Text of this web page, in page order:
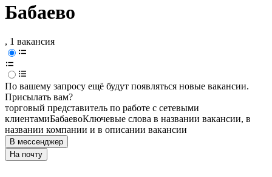
Бабаево
, 1 вакансия
По вашему запросу ещё будут появляться новые вакансии.
Присылать вам?
торговый представитель по работе с сетевыми
клиентамиБабаевоКлючевые слова в названии вакансии, в
названии компании и в описании вакансии
В мессенджер
На почту